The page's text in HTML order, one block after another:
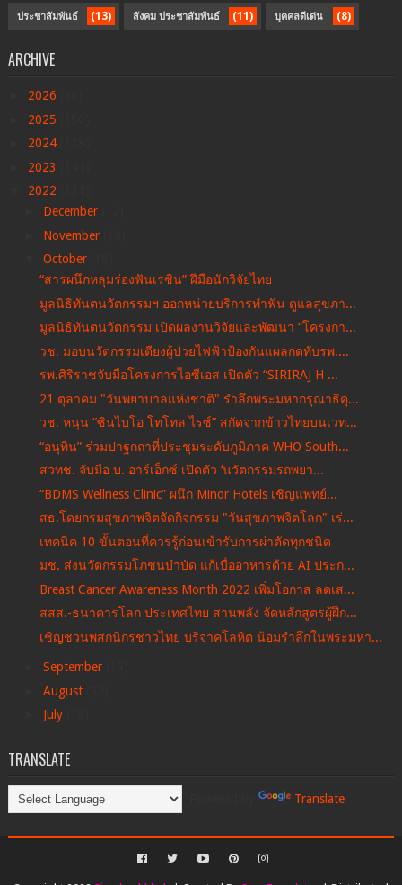
ประชาสัมพันธ์ (13) สังคม ประชาสัมพันธ์ (11) บุคคลดีเด่น (8)
ARCHIVE
2026
2025
2024
2023
2022
December
November
October
“สารผนึกหลุมร่องฟันเรซิน” ฝีมือนักวิจัยไทย
มูลนิธิทันตนวัตกรรมฯ ออกหน่วยบริการทำฟัน ดูแลสุขภา...
มูลนิธิทันตนวัตกรรม เปิดผลงานวิจัยและพัฒนา “โครงกา...
วช. มอบนวัตกรรมเตียงผู้ป่วยไฟฟ้าป้องกันแผลกดทับรพ....
รพ.ศิริราชจับมือโครงการไอซีเอส เปิดตัว “SIRIRAJ H ...
21 ตุลาคม "วันพยาบาลแห่งชาติ" รำลึกพระมหากรุณาธิคุ...
วช. หนุน “ซินไบโอ โทโทล ไรซ์” สกัดจากข้าวไทยบนเวท...
“อนุทิน” ร่วมปาฐกถาที่ประชุมระดับภูมิภาค WHO South...
สวทช. จับมือ บ. อาร์เอ็กซ์ เปิดตัว ‘นวัตกรรมรถพยา...
“BDMS Wellness Clinic” ผนึก Minor Hotels เชิญแพทย์...
สธ.โดยกรมสุขภาพจิตจัดกิจกรรม "วันสุขภาพจิตโลก" เร่...
เทคนิค 10 ขั้นตอนที่ควรรู้ก่อนเข้ารับการผ่าตัดทุกชนิด
มช. ส่งนวัตกรรมโภชนบำบัด แก้เบื่ออาหารด้วย AI ประก...
Breast Cancer Awareness Month 2022 เพิ่มโอกาส ลดเส...
สสส.-ธนาคารโลก ประเทศไทย สานพลัง จัดหลักสูตรผู้ฝึก...
เชิญชวนพสกนิกรชาวไทย บริจาคโลหิต น้อมรำลึกในพระมหา...
September
August
July
TRANSLATE
Translate